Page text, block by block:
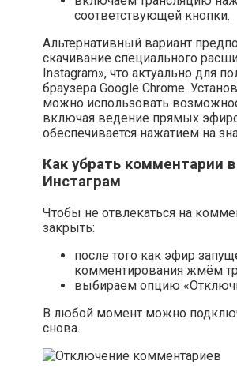
соответствующей кнопки.
Альтернативный вариант
скачивание специального
Instagram», что актуально для
браузера Google Chrome.
можно использовать
включая ведение прямых
обеспечивается нажатием на
Как убрать комментарии
Инстаграм
Чтобы не отвлекаться на
закрыть:
после того как эфир
комментирования жмём
выбираем опцию
В любой момент можно
снова.